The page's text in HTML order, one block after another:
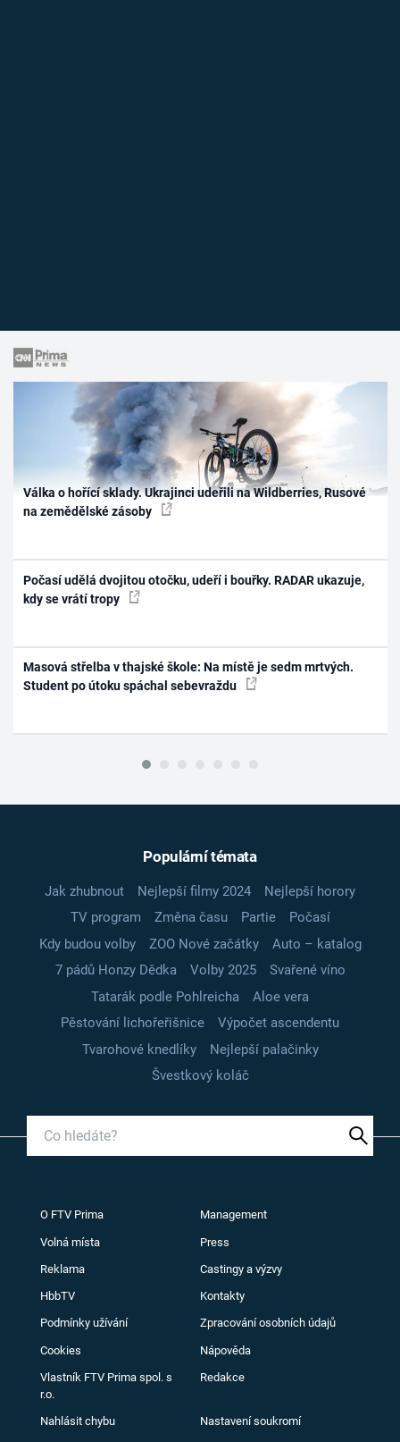
Válka o hořící sklady. Ukrajinci udeřili na Wildberries, Rusové
na zemědělské zásoby
Počasí udělá dvojitou otočku, udeří i bouřky. RADAR ukazuje,
kdy se vrátí tropy
Masová střelba v thajské škole: Na místě je sedm mrtvých.
Student po útoku spáchal sebevraždu
Populární témata
Jak zhubnout Nejlepší filmy 2024
Nejlepší horory
TV program
Změna času Partie
Počasí
Kdy budou volby
ZOO Nové začátky
Auto – katalog
7 pádů Honzy Dědka
Volby 2025
Svařené víno
Tatarák podle Pohlreicha
Aloe vera
Pěstování lichořeřišnice
Výpočet ascendentu
Tvarohové knedlíky
Nejlepší palačinky
Švestkový koláč
O FTV Prima Management
Volná místa Press
Reklama Castingy a výzvy
HbbTV Kontakty
Podmínky užívání Zpracování osobních údajů
Cookies Nápověda
Vlastník FTV Prima spol. s
r.o.
Redakce
Nahlásit chybu Nastavení soukromí